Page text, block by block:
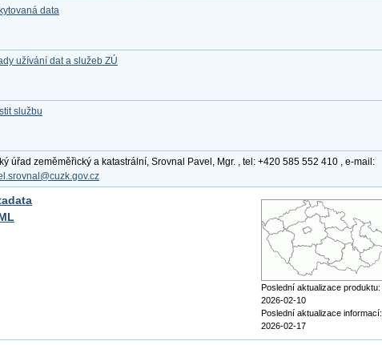
data
užívání dat a služeb ZÚ
službu
úřad zeměměřický a katastrální, Srovnal Pavel, Mgr. , tel: +420 585 552 410 , e-mail:
Poslední aktualizace produktu:
2026-02-10
Poslední aktualizace informací:
2026-02-17